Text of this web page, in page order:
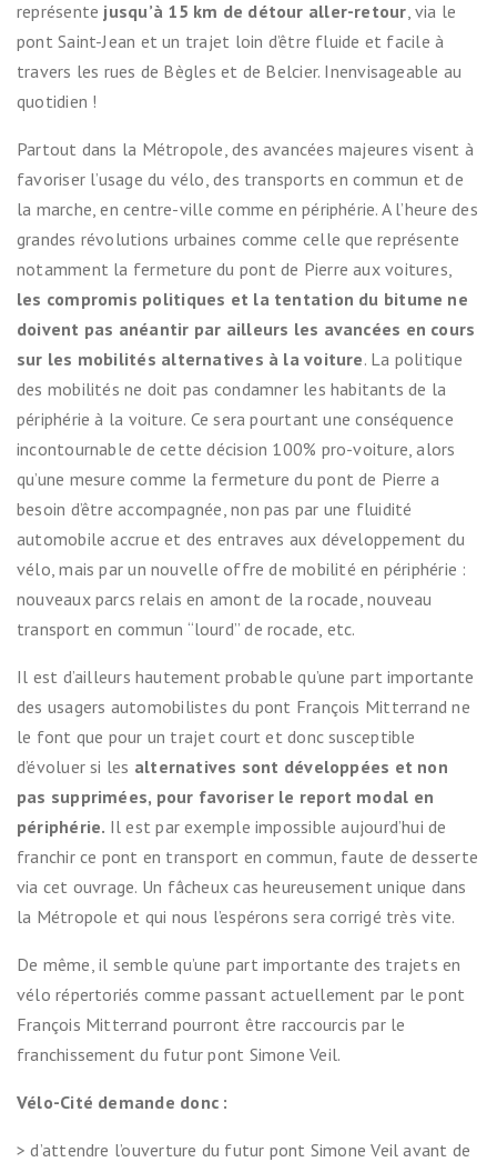
représente jusqu’à 15 km de détour aller-retour , via le
pont Saint-Jean et un trajet loin d’être fluide et facile à
travers les rues de Bègles et de Belcier. Inenvisageable au
quotidien !
Partout dans la Métropole, des avancées majeures visent à
favoriser l’usage du vélo, des transports en commun et de
la marche, en centre-ville comme en périphérie. A l’heure des
grandes révolutions urbaines comme celle que représente
notamment la fermeture du pont de Pierre aux voitures,
les compromis politiques et la tentation du bitume ne
doivent pas anéantir par ailleurs les avancées en cours
sur les mobilités alternatives à la voiture. La politique
des mobilités ne doit pas condamner les habitants de la
périphérie à la voiture. Ce sera pourtant une conséquence
incontournable de cette décision 100% pro-voiture, alors
qu’une mesure comme la fermeture du pont de Pierre a
besoin d’être accompagnée, non pas par une fluidité
automobile accrue et des entraves aux développement du
vélo, mais par un nouvelle offre de mobilité en périphérie :
nouveaux parcs relais en amont de la rocade, nouveau
transport en commun “lourd” de rocade, etc.
Il est d’ailleurs hautement probable qu’une part importante
des usagers automobilistes du pont François Mitterrand ne
le font que pour un trajet court et donc susceptible
d’évoluer si les alternatives sont développées et non
pas supprimées, pour favoriser le report modal en
périphérie. Il est par exemple impossible aujourd’hui de
franchir ce pont en transport en commun, faute de desserte
via cet ouvrage. Un fâcheux cas heureusement unique dans
la Métropole et qui nous l’espérons sera corrigé très vite.
De même, il semble qu’une part importante des trajets en
vélo répertoriés comme passant actuellement par le pont
François Mitterrand pourront être raccourcis par le
franchissement du futur pont Simone Veil.
Vélo-Cité demande donc :
> d’attendre l’ouverture du futur pont Simone Veil avant de